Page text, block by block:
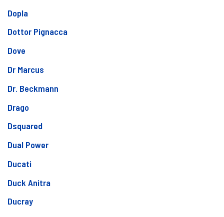
Dopla
Dottor Pignacca
Dove
Dr Marcus
Dr. Beckmann
Drago
Dsquared
Dual Power
Ducati
Duck Anitra
Ducray